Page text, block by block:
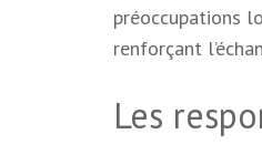
préoccupations
renforçant
Les